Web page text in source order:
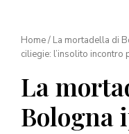
Home/ La mortadella di
ciliegie: l’insolito incontro
La
Bologna